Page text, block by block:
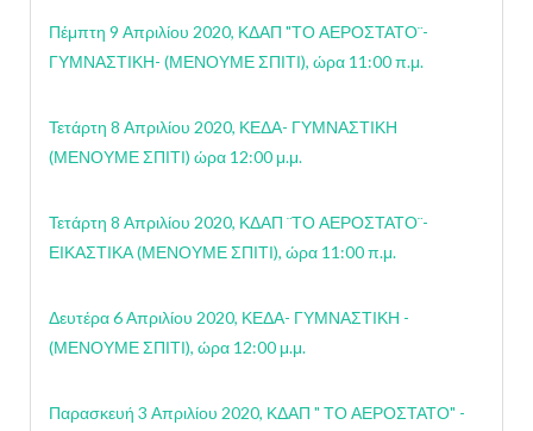
Πέμπτη 9 Απριλίου 2020, ΚΔΑΠ "ΤΟ ΑΕΡΟΣΤΑΤΟ¨-
ΓΥΜΝΑΣΤΙΚΗ- (ΜΕΝΟΥΜΕ ΣΠΙΤΙ), ώρα 11:00 π.μ.
Τετάρτη 8 Απριλίου 2020, ΚΕΔΑ- ΓΥΜΝΑΣΤΙΚΗ
(ΜΕΝΟΥΜΕ ΣΠΙΤΙ) ώρα 12:00 μ.μ.
Τετάρτη 8 Απριλίου 2020, ΚΔΑΠ ¨ΤΟ ΑΕΡΟΣΤΑΤΟ¨-
ΕΙΚΑΣΤΙΚΑ (ΜΕΝΟΥΜΕ ΣΠΙΤΙ), ώρα 11:00 π.μ.
Δευτέρα 6 Απριλίου 2020, ΚΕΔΑ- ΓΥΜΝΑΣΤΙΚΗ -
(ΜΕΝΟΥΜΕ ΣΠΙΤΙ), ώρα 12:00 μ.μ.
Παρασκευή 3 Απριλίου 2020, ΚΔΑΠ " ΤΟ ΑΕΡΟΣΤΑΤΟ" -